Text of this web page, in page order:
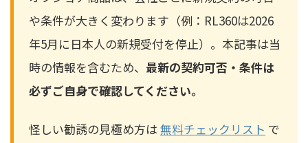
や条件が大きく変わります（例：RL360は2026
年5月に日本人の新規受付を停止）。本記事は当
時の情報を含むため、 最新の契約可否・条件は
必ずご自身で確認してください。
怪しい勧誘の見極め方は無料チェックリスト で